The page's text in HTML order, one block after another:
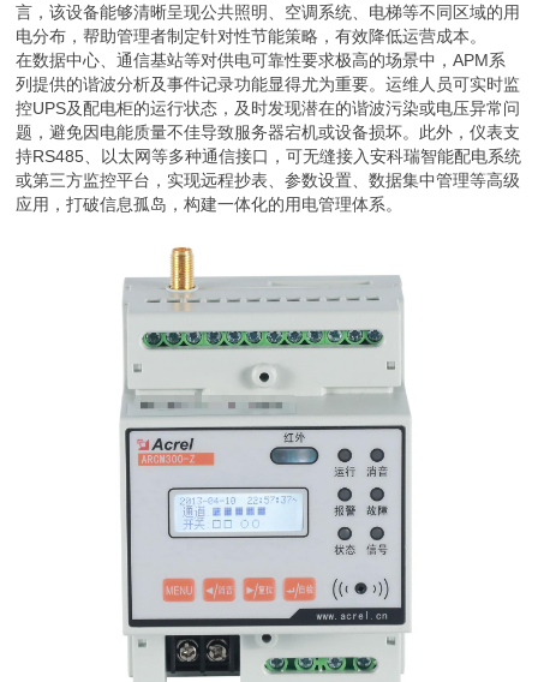
言，该设备能够清晰呈现公共照明、空调系统、电梯等不同区域的用
电分布，帮助管理者制定针对性节能策略，有效降低运营成本。
在数据中心、通信基站等对供电可靠性要求极高的场景中，APM系
列提供的谐波分析及事件记录功能显得尤为重要。运维人员可实时监
控UPS及配电柜的运行状态，及时发现潜在的谐波污染或电压异常问
题，避免因电能质量不佳导致服务器宕机或设备损坏。此外，仪表支
持RS485、以太网等多种通信接口，可无缝接入安科瑞智能配电系统
或第三方监控平台，实现远程抄表、参数设置、数据集中管理等高级
应用，打破信息孤岛，构建一体化的用电管理体系。